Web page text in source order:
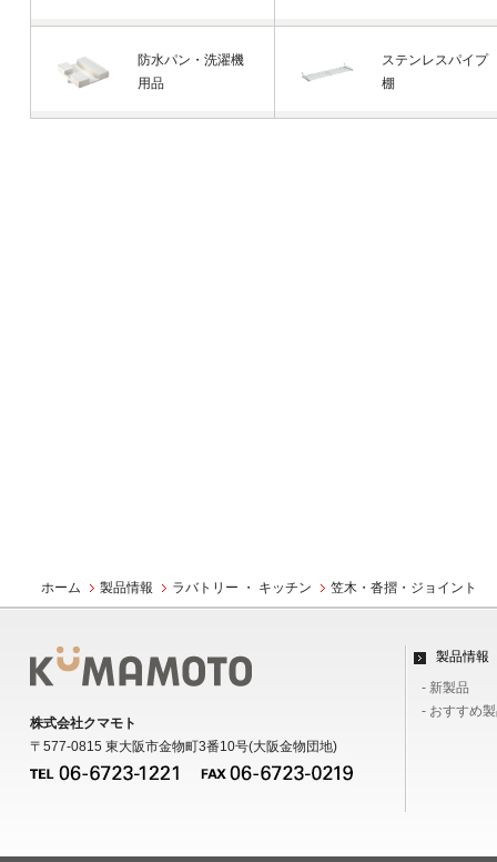
防水パン・洗濯機
用品
ステンレスパイプ
棚
ホーム 製品情報 ラバトリー ・ キッチン 笠木・沓摺・ジョイント
株式会社クマモト
〒577-0815 東大阪市金物町3番10号(大阪金物団地)
製品情報
- 新製品
- おすすめ